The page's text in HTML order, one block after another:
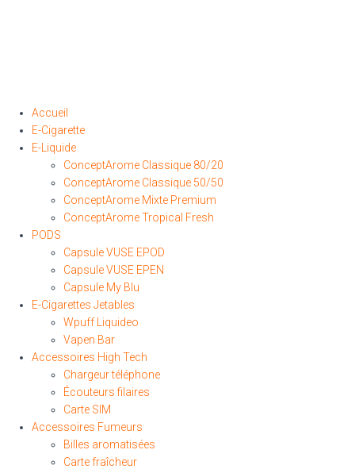
Accueil
E-Cigarette
E-Liquide
ConceptArome Classique 80/20
ConceptArome Classique 50/50
ConceptArome Mixte Premium
ConceptArome Tropical Fresh
PODS
Capsule VUSE EPOD
Capsule VUSE EPEN
Capsule My Blu
E-Cigarettes Jetables
Wpuff Liquideo
Vapen Bar
Accessoires High Tech
Chargeur téléphone
Écouteurs filaires
Carte SIM
Accessoires Fumeurs
Billes aromatisées
Carte fraîcheur